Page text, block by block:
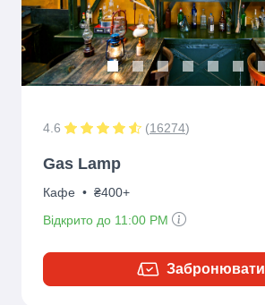
4.6 (16274)
Gas Lamp
Кафе • ₴400+
Відкрито до 11:00 PM
Забронювати